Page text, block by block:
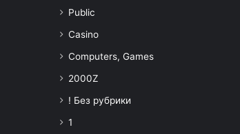
Public
Casino
Computers, Games
2000Z
! Без рубрики
1